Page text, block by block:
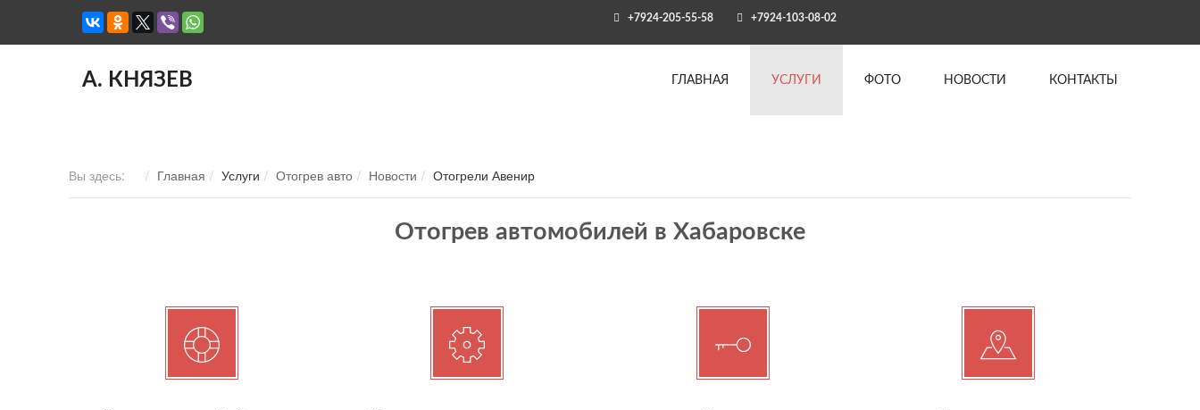
+7924-205-55-58 +7924-103-08-02
А. КНЯЗЕВ ГЛАВНАЯ УСЛУГИ ФОТО НОВОСТИ КОНТАКТЫ
Вы здесь: Главная Услуги Отогрев авто Новости Отогрели Авенир
Отогрев автомобилей в Хабаровске